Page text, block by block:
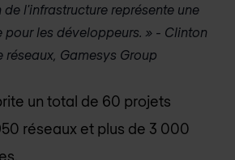
l'infrastructure représente une
pour les développeurs. » - Clinton
réseaux, Gamesys Group
un total de 60 projets
réseaux et plus de 3 000